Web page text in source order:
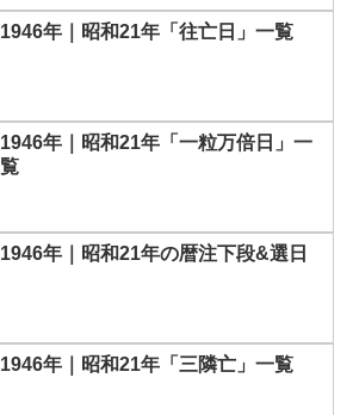
1946年｜昭和21年「往亡日」一覧
1946年｜昭和21年「一粒万倍日」一
覧
1946年｜昭和21年の暦注下段&選日
1946年｜昭和21年「三隣亡」一覧